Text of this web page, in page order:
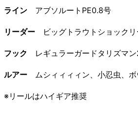
ライン アブソルートPE0.8号
リーダー ビッグトラウトショック
フック レギュラーガードタリズマ
ルアー ムシィィィィン、小忍虫、
※リールはハイギア推奨